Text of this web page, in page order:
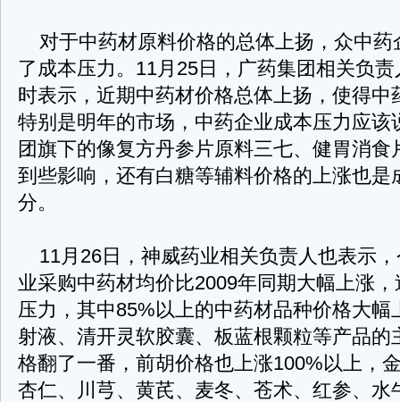
对于中药材原料价格的总体上扬，众中药
了成本压力。11月25日，广药集团相关负
时表示，近期中药材价格总体上扬，使得中
特别是明年的市场，中药企业成本压力应该
团旗下的像复方丹参片原料三七、健胃消食
到些影响，还有白糖等辅料价格的上涨也是
分。
11月26日，神威药业相关负责人也表示
业采购中药材均价比2009年同期大幅上涨
压力，其中85%以上的中药材品种价格大幅
射液、清开灵软胶囊、板蓝根颗粒等产品的
格翻了一番，前胡价格也上涨100%以上，
杏仁、川芎、黄芪、麦冬、苍术、红参、水